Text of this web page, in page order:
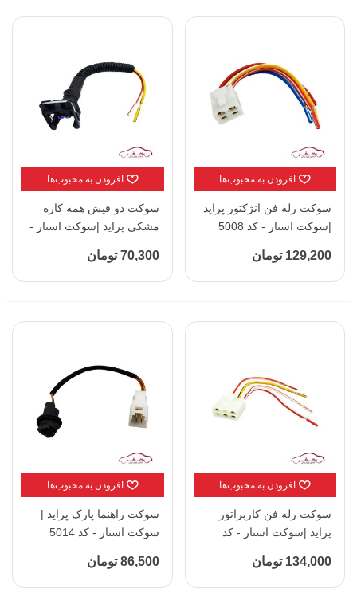
افزودن به محبوب‌ها
سوکت رله فن انژکتور پراید
|سوکت استار - کد 5008
129,200 تومان
افزودن به محبوب‌ها
سوکت دو فیش همه کاره
مشکی پراید |سوکت استار -
70,300 تومان
افزودن به محبوب‌ها
سوکت رله فن کاربراتور
پراید |سوکت استار - کد
134,000 تومان
افزودن به محبوب‌ها
سوکت راهنما پارک پراید |
سوکت استار - کد 5014
86,500 تومان